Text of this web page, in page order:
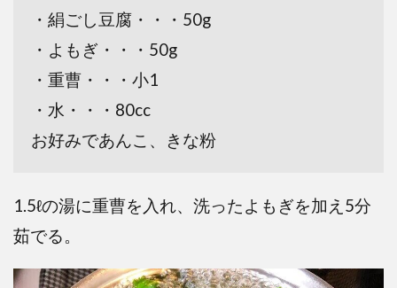
・絹ごし豆腐・・・50g
・よもぎ・・・50g
・重曹・・・小1
・水・・・80cc
お好みであんこ、きな粉
1.5ℓの湯に重曹を入れ、洗ったよもぎを加え5分
茹でる。